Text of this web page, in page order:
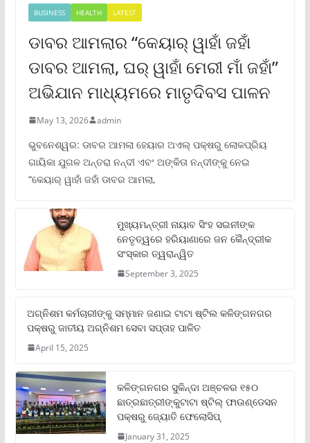
BUSINESS HEALTH LATEST
ଡାବର ଆମଲାର “କେୟାର୍ ୱାହାଁ ଜହାଁ
ଡାବର ଆମଲା, ଘର୍ ୱାହାଁ ମେରୀ ମାଁ ଜହାଁ”
ଅଭିଯାନ ମାଧ୍ୟମରେ ମାତୃଦିବସ ପାଳନ
May 13, 2026 admin
ଭୁବନେଶ୍ୱର: ଡାବର ଆମଲା ହେୟାର ଅଏଲ୍ ପକ୍ଷରୁ ଲୋକପ୍ରିୟ
ଗାୟିକା ଯୁଗଳ ଅନ୍ତରା ନନ୍ଦୀ ଏବଂ ଅଙ୍କିତା ନନ୍ଦୀଙ୍କୁ ନେଇ
“କେୟାର୍ ୱାହାଁ ଜହାଁ ଡାବର ଆମଲା,
ମୁଖ୍ୟମନ୍ତ୍ରୀ ନାୟାବ ସିଂହ ସଇନୀଙ୍କ
ନେତୃତ୍ୱରେ ହରିୟାଣାରେ ଜନ କୈନ୍ଦ୍ରୀକ
ସଂସ୍କାର ତ୍ୱରାନ୍ୱିତ
September 3, 2025
ଅଗ୍ନିଶମ କର୍ମଚାରୀଙ୍କୁ ସମ୍ମାନ ଜଣାଇ ଟାଟା ଷ୍ଟିଲ କଳିଙ୍ଗନଗର
ପକ୍ଷରୁ ଜାତୀୟ ଅଗ୍ନିଶମ ସେବା ସପ୍ତାହ ପାଳିତ
April 15, 2025
କଳିଙ୍ଗନଗର ସୁକିନ୍ଦା ଅଞ୍ଚଳର ୧୫୦
ଛାତ୍ରଛାତ୍ରୀଙ୍କୁଟାଟା ଷ୍ଟିଲ୍ ଫାଉଣ୍ଡେସନ
ପକ୍ଷରୁ ଜ୍ୟୋତି ଫେଲୋସିପ୍‌
January 31, 2025